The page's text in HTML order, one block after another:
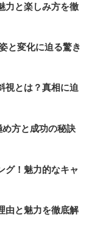
力と楽しみ方を徹
と変化に迫る驚き
視とは？真相に迫
方と成功の秘訣
グ！魅力的なキャ
由と魅力を徹底解